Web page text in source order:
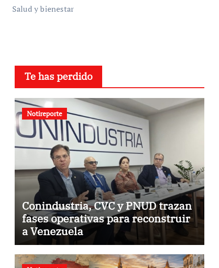
Salud y bienestar
Te has perdido
Notireporte
Conindustria, CVC y PNUD trazan
fases operativas para reconstruir
a Venezuela